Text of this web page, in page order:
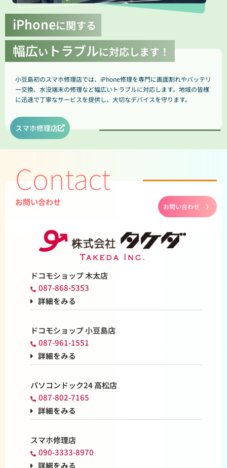
iPhoneに関する
幅広い トラブルに対応します！
小豆島初のスマホ修理店では、iPhone修理を専門に画面割れやバッテリ
ー交換、水没端末の修理など幅広いトラブルに対応します。地域の皆様
に迅速で丁寧なサービスを提供し、大切なデバイスを守ります。
スマホ修理店
Contact
お問い合わせ お問い合わせ 〉
ドコモショップ 木太店
087-868-5353
詳細をみる
ドコモショップ 小豆島店
087-961-1551
詳細をみる
パソコンドック24 高松店
087-802-7165
詳細をみる
スマホ修理店
090-3333-8970
詳細をみる